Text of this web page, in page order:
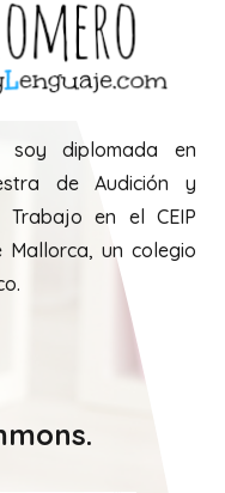
soy diplomada en
de Audición y
Trabajo en el CEIP
Mallorca, un colegio